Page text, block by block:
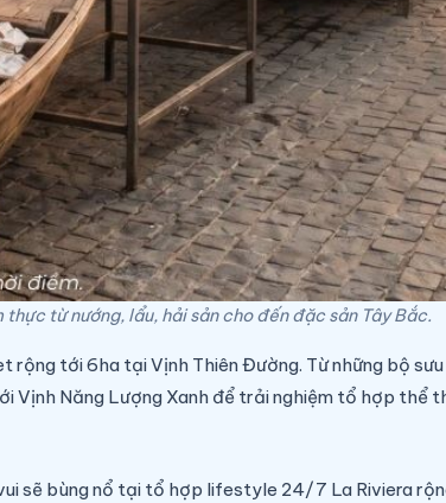
thực từ nướng, lẩu, hải sản cho đến đặc sản Tây Bắc.
tới 6ha tại Vịnh Thiên Đường. Từ những bộ
Năng Lượng Xanh để trải nghiệm tổ hợp thể
sẽ bùng nổ tại tổ hợp lifestyle 24/7 La Riviera